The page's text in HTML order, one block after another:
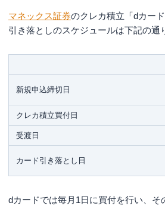
マネックス証券のクレカ積立「dカー
引き落としのスケジュールは下記の通
新規申込締切日
クレカ積立買付日
受渡日
カード引き落とし日
dカードでは毎月1日に買付を行い、そ